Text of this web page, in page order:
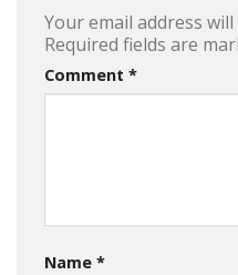
Your email address
Required fields are
Comment *
Name *